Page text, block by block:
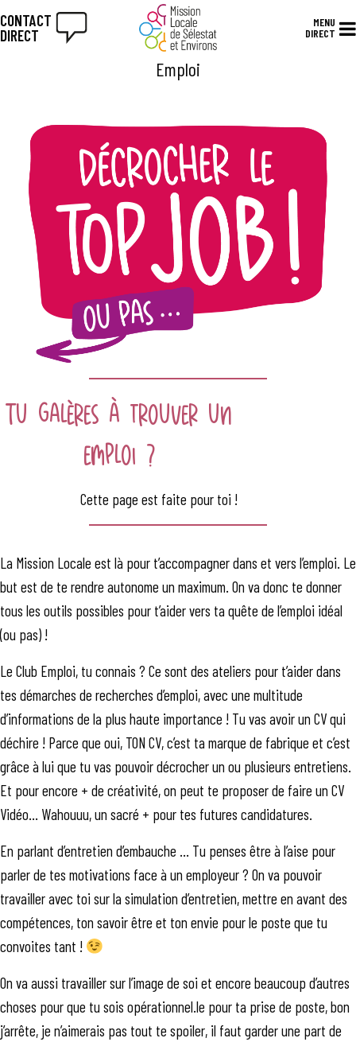
CONTACT
DIRECT
MENU
DIRECT
Emploi
Tu galères à trouver un
emploi ?
Cette page est faite pour toi !
La Mission Locale est là pour t’accompagner dans et vers l’emploi. Le
but est de te rendre autonome un maximum. On va donc te donner
tous les outils possibles pour t’aider vers ta quête de l’emploi idéal
(ou pas) !
Le Club Emploi, tu connais ? Ce sont des ateliers pour t’aider dans
tes démarches de recherches d’emploi, avec une multitude
d’informations de la plus haute importance ! Tu vas avoir un CV qui
déchire ! Parce que oui, TON CV, c’est ta marque de fabrique et c’est
grâce à lui que tu vas pouvoir décrocher un ou plusieurs entretiens.
Et pour encore + de créativité, on peut te proposer de faire un CV
Vidéo… Wahouuu, un sacré + pour tes futures candidatures.
En parlant d’entretien d’embauche … Tu penses être à l’aise pour
parler de tes motivations face à un employeur ? On va pouvoir
travailler avec toi sur la simulation d’entretien, mettre en avant des
compétences, ton savoir être et ton envie pour le poste que tu
convoites tant !
On va aussi travailler sur l’image de soi et encore beaucoup d’autres
choses pour que tu sois opérationnel.le pour ta prise de poste, bon
j’arrête, je n’aimerais pas tout te spoiler, il faut garder une part de